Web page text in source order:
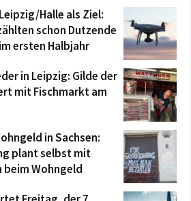
Halle als Ziel:
schon Dutzende
ersten Halbjahr
in Leipzig: Gilde der
mit Fischmarkt am
in Sachsen:
plant selbst mit
beim Wohngeld